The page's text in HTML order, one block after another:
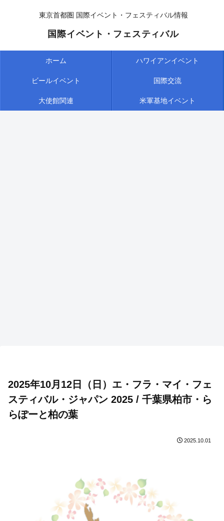
東京首都圏 国際イベント・フェスティバル情報
国際イベント・フェスティバル
ホーム ハワイアンイベント
ビールイベント 国際交流
大使館関連 米軍基地イベント
2025年10月12日（日）エ・フラ・マイ・フェ
スティバル・ジャパン 2025 / 千葉県柏市・ら
らぽーと柏の葉
2025.10.01